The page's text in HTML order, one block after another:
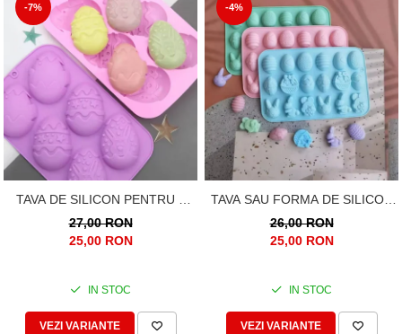
-7%
TAVA DE SILICON PENTRU 6
OUA DE PASTE
27,00 RON
25,00 RON
IN STOC
VEZI VARIANTE
-4%
TAVA SAU FORMA DE SILICON
PENTRU 18 OUA SI IEPURASI
DE PASTE
26,00 RON
25,00 RON
IN STOC
VEZI VARIANTE